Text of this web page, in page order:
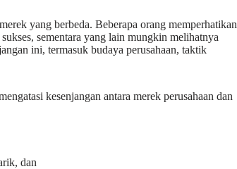
yang berbeda. Beberapa orang memperhatikan
sementara yang lain mungkin melihatnya
ini, termasuk budaya perusahaan, taktik
kesenjangan antara merek perusahaan dan
dan